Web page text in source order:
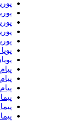
پوریا رضایی
پوریا علی
پوریا قربانی
پوریا گرامی
پوریا محمدی
پویا بیاتی
پویان جناتی
پیام دلپسند
پیام فخری
پیام
پیمان
پیمان پهلوان
پیمان قنادی